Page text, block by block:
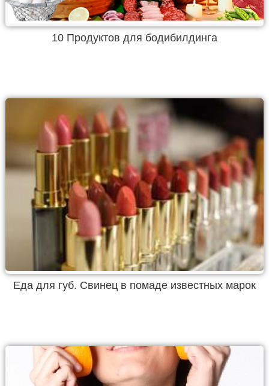
10 Продуктов для бодибилдинга
Еда для губ. Свинец в помаде известных марок